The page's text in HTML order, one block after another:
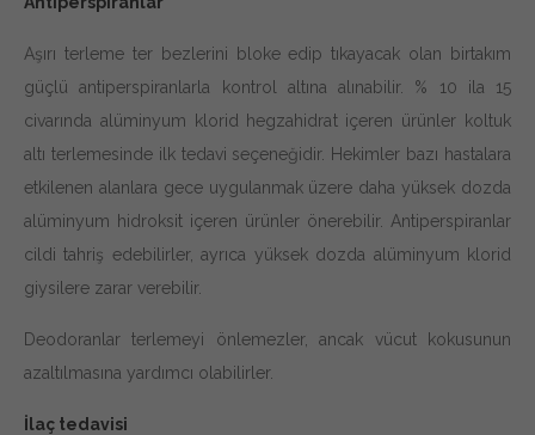
Aşırı terleme ter bezlerini bloke edip tıkayacak olan birtakım
güçlü antiperspiranlarla kontrol altına alınabilir. % 10 ila 15
civarında alüminyum klorid hegzahidrat içeren ürünler koltuk
altı terlemesinde ilk tedavi seçeneğidir. Hekimler bazı hastalara
etkilenen alanlara gece uygulanmak üzere daha yüksek dozda
alüminyum hidroksit içeren ürünler önerebilir. Antiperspiranlar
cildi tahriş edebilirler, ayrıca yüksek dozda alüminyum klorid
giysilere zarar verebilir.
Deodoranlar terlemeyi önlemezler, ancak vücut kokusunun
azaltılmasına yardımcı olabilirler.
İlaç tedavisi